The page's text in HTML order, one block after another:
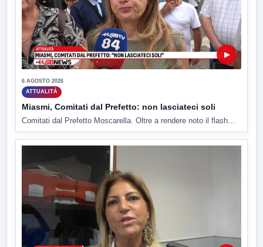
▶
6 AGOSTO 2026
ATTUALITÀ
Miasmi, Comitati dal Prefetto: non lasciateci soli
Comitati dal Prefetto Moscarella. Oltre a rendere noto il flash...